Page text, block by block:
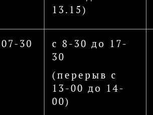
13.15)
30
с 8-30 до 17-
30
(перерыв с
13-00 до 14-
00)